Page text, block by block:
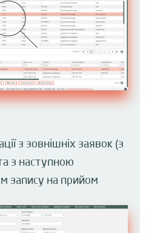
з зовнішніх заявок (з
з наступною​
запису на прийом